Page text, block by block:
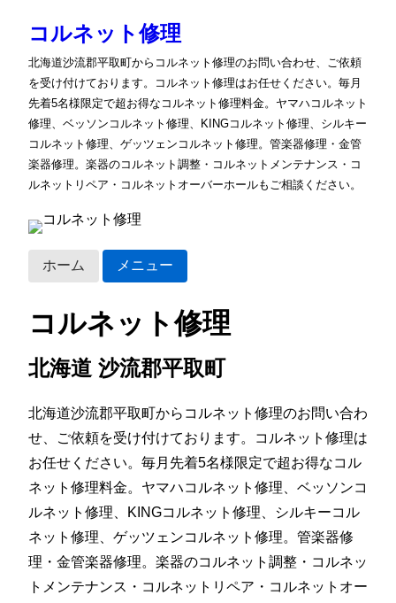
コルネット修理
北海道沙流郡平取町からコルネット修理のお問い合わせ、ご依頼
を受け付けております。コルネット修理はお任せください。毎月
先着5名様限定で超お得なコルネット修理料金。ヤマハコルネット
修理、ベッソンコルネット修理、KINGコルネット修理、シルキー
コルネット修理、ゲッツェンコルネット修理。管楽器修理・金管
楽器修理。楽器のコルネット調整・コルネットメンテナンス・コ
ルネットリペア・コルネットオーバーホールもご相談ください。
ホーム メニュー
コルネット修理
北海道 沙流郡平取町
北海道沙流郡平取町からコルネット修理のお問い合わ
せ、ご依頼を受け付けております。コルネット修理は
お任せください。毎月先着5名様限定で超お得なコル
ネット修理料金。ヤマハコルネット修理、ベッソンコ
ルネット修理、KINGコルネット修理、シルキーコル
ネット修理、ゲッツェンコルネット修理。管楽器修
理・金管楽器修理。楽器のコルネット調整・コルネッ
トメンテナンス・コルネットリペア・コルネットオー